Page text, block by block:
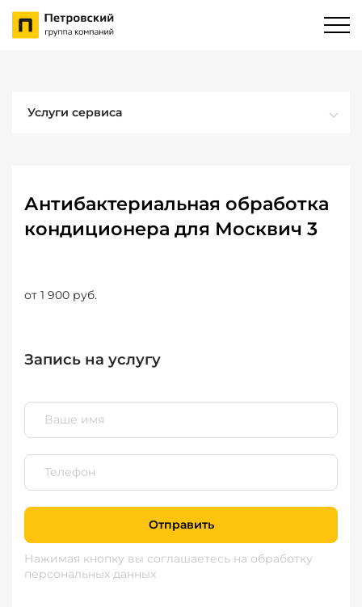
Услуги сервиса
Антибактериальная обработка
кондиционера для Москвич 3
от 1 900 руб.
Запись на услугу
Отправить
Нажимая кнопку вы соглашаетесь на обработку
персональных данных